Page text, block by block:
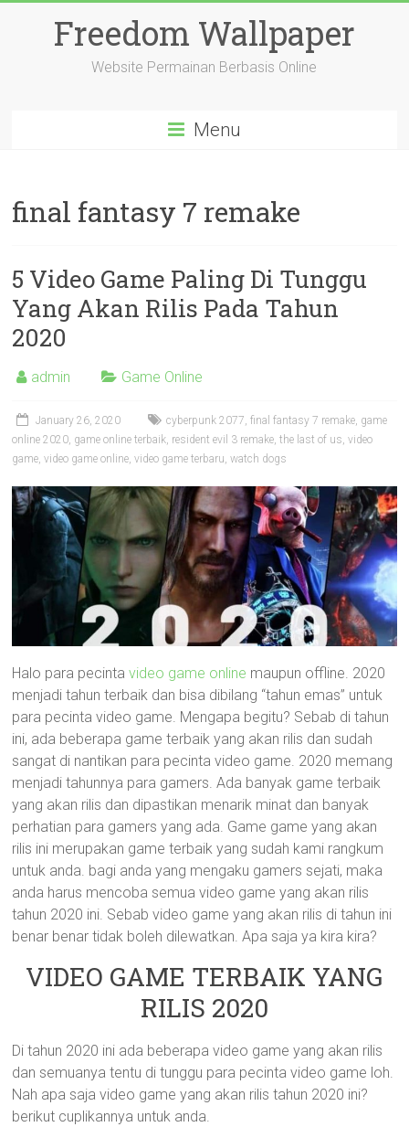
Freedom Wallpaper
Website Permainan Berbasis Online
Menu
final fantasy 7 remake
5 Video Game Paling Di Tunggu
Yang Akan Rilis Pada Tahun
2020
admin Game Online
January 26, 2020 cyberpunk 2077,final fantasy 7 remake, game
online 2020, game online terbaik, resident evil 3 remake,the last of us,video
game,video game online,video game terbaru,watch dogs
Halo para pecintavideo game online maupun offline. 2020
menjadi tahun terbaik dan bisa dibilang “tahun emas” untuk
para pecinta video game. Mengapa begitu? Sebab di tahun
ini, ada beberapa game terbaik yang akan rilis dan sudah
sangat di nantikan para pecinta video game. 2020 memang
menjadi tahunnya para gamers. Ada banyak game terbaik
yang akan rilis dan dipastikan menarik minat dan banyak
perhatian para gamers yang ada. Game game yang akan
rilis ini merupakan game terbaik yang sudah kami rangkum
untuk anda. bagi anda yang mengaku gamers sejati, maka
anda harus mencoba semua video game yang akan rilis
tahun 2020 ini. Sebab video game yang akan rilis di tahun ini
benar benar tidak boleh dilewatkan. Apa saja ya kira kira?
VIDEO GAME TERBAIK YANG
RILIS 2020
Di tahun 2020 ini ada beberapa video game yang akan rilis
dan semuanya tentu di tunggu para pecinta video game loh.
Nah apa saja video game yang akan rilis tahun 2020 ini?
berikut cuplikannya untuk anda.